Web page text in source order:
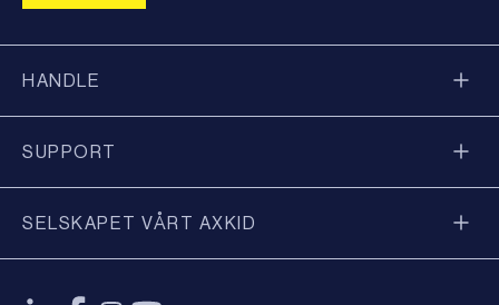
HANDLE
SUPPORT
SELSKAPET VÅRT AXKID